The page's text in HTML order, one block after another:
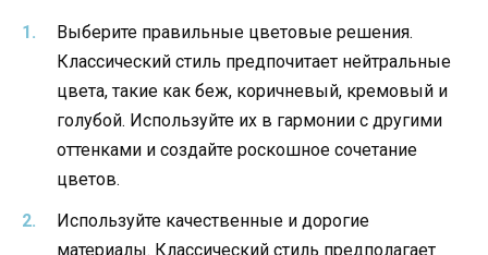
Выберите правильные цветовые решения.
Классический стиль предпочитает нейтральные
цвета, такие как беж, коричневый, кремовый и
голубой. Используйте их в гармонии с другими
оттенками и создайте роскошное сочетание
цветов.
Используйте качественные и дорогие
материалы. Классический стиль предполагает